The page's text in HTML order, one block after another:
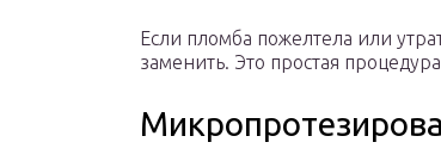
Если пломба пожелтела или
заменить. Это простая